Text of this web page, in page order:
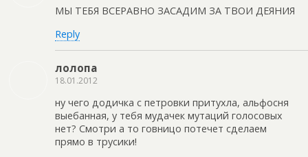
МЫ ТЕБЯ ВСЕРАВНО ЗАСАДИМ ЗА ТВОИ ДЕЯНИЯ
Reply
лолопа
18.01.2012
ну чего додичка с петровки притухла, альфосня
выебанная, у тебя мудачек мутаций голосовых
нет? Смотри а то говницо потечет сделаем
прямо в трусики!